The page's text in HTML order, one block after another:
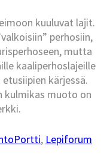
kuuluvat lajit.
perhosiin,
mutta
kaaliperhoslajeille
kärjessä.
kulmikas muoto on
, Lepiforum